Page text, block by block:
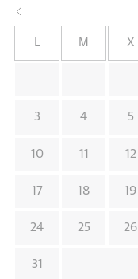
L M X
3 4 5
10 11 12
17 18 19
24 25 26
31